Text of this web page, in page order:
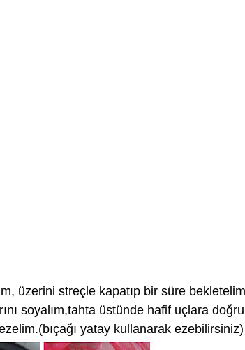
üzerini streçle kapatıp bir süre
soyalım,tahta üstünde hafif uçlara doğru
yatay kullanarak ezebilirsiniz)